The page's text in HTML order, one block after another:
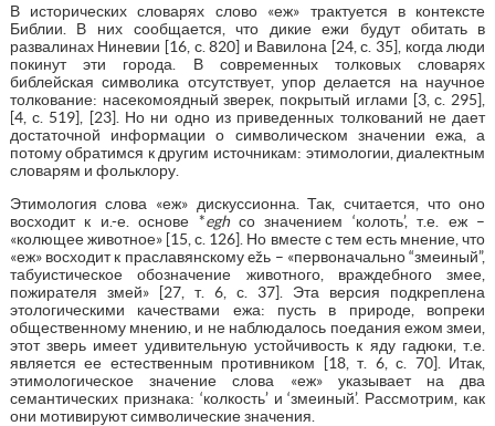
В исторических словарях слово «еж» трактуется в контексте
Библии. В них сообщается, что дикие ежи будут обитать в
развалинах Ниневии [16, с. 820] и Вавилона [24, с. 35], когда люди
покинут эти города. В современных толковых словарях
библейская символика отсутствует, упор делается на научное
толкование: насекомоядный зверек, покрытый иглами [3, с. 295],
[4, с. 519], [23]. Но ни одно из приведенных толкований не дает
достаточной информации о символическом значении ежа, а
потому обратимся к другим источникам: этимологии, диалектным
словарям и фольклору.
Этимология слова «еж» дискуссионна. Так, считается, что оно
восходит к и.-е. основе *eghсо значением ‘колоть’, т.е. еж –
«колющее животное» [15, с. 126]. Но вместе с тем есть мнение, что
«еж» восходит к праславянскому ežь – «первоначально “змеиный”,
табуистическое обозначение животного, враждебного змее,
пожирателя змей» [27, т. 6, с. 37]. Эта версия подкреплена
этологическими качествами ежа: пусть в природе, вопреки
общественному мнению, и не наблюдалось поедания ежом змеи,
этот зверь имеет удивительную устойчивость к яду гадюки, т.е.
является ее естественным противником [18, т. 6, с. 70]. Итак,
этимологическое значение слова «еж» указывает на два
семантических признака: ‘колкость’ и ‘змеиный’. Рассмотрим, как
они мотивируют символические значения.